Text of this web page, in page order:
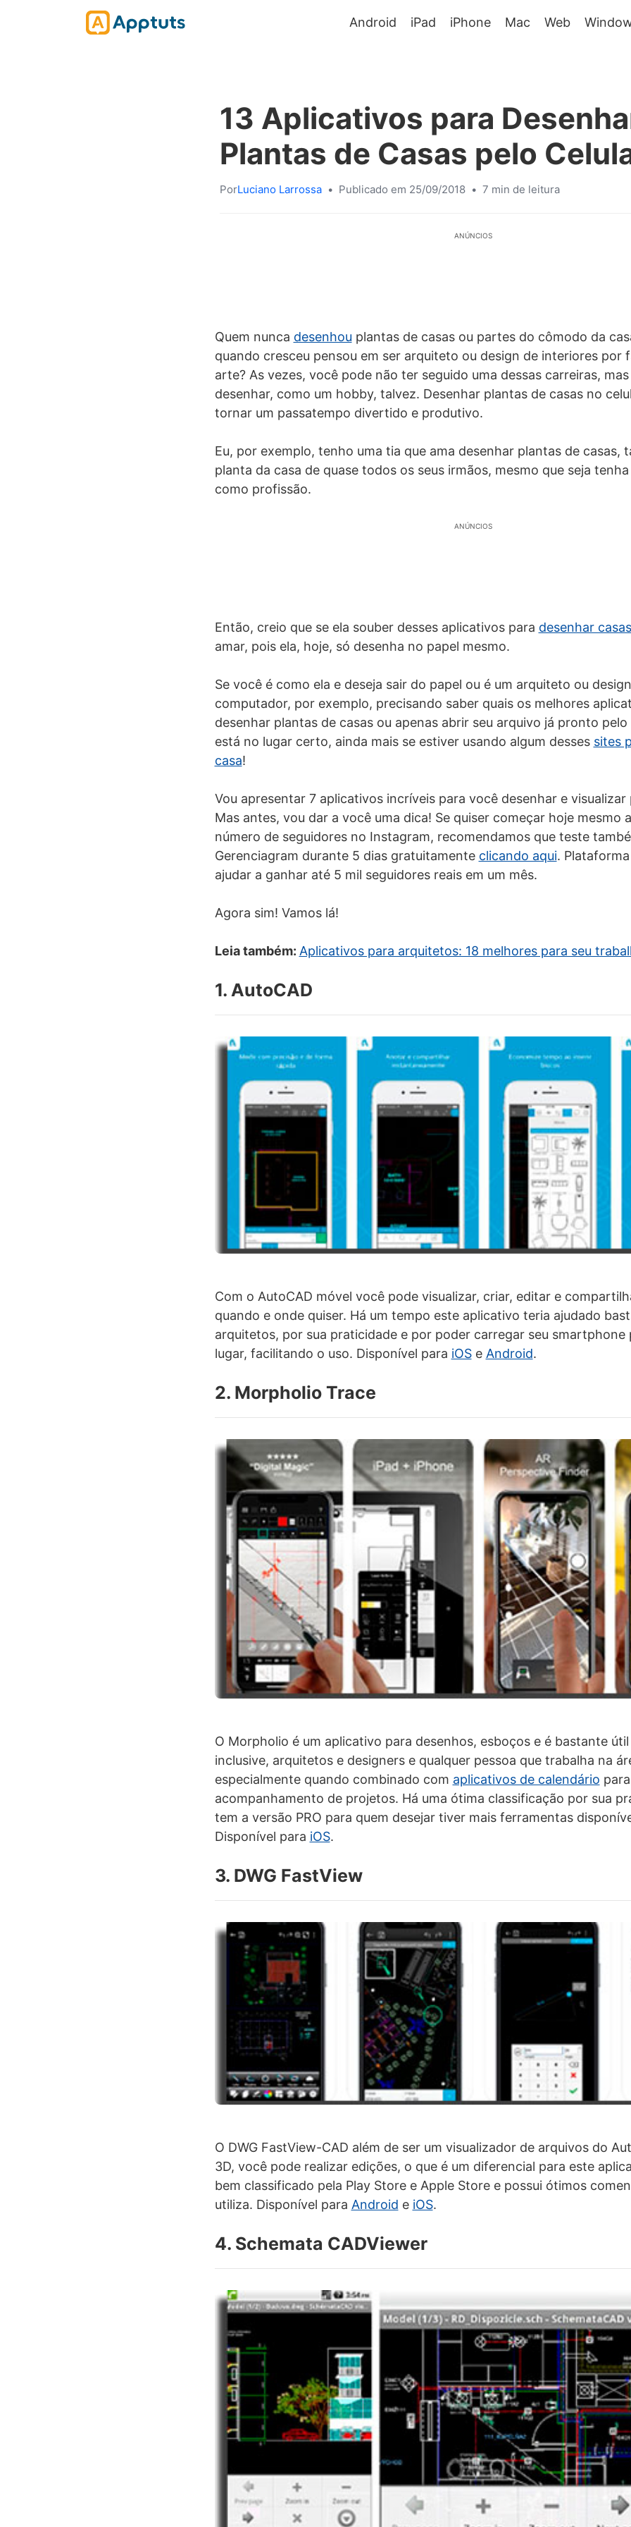
Android iPad iPhone Mac Web
13 Aplicativos para
Plantas de Casas pelo
PorLuciano Larrossa • Publicado em 25/09/2018 • 7 min de leitura
ANÚNCIOS
Quem nunca desenhou plantas de casas ou partes do cômodo da
quando cresceu pensou em ser arquiteto ou design de interiores por
arte? As vezes, você pode não ter seguido uma dessas carreiras,
desenhar, como um hobby, talvez. Desenhar plantas de casas no
tornar um passatempo divertido e produtivo.
Eu, por exemplo, tenho uma tia que ama desenhar plantas de casas,
planta da casa de quase todos os seus irmãos, mesmo que seja
como profissão.
ANÚNCIOS
Então, creio que se ela souber desses aplicativos para desenhar casas
amar, pois ela, hoje, só desenha no papel mesmo.
Se você é como ela e deseja sair do papel ou é um arquiteto ou
computador, por exemplo, precisando saber quais os melhores
desenhar plantas de casas ou apenas abrir seu arquivo já pronto
está no lugar certo, ainda mais se estiver usando algum desses sites
casa!
Vou apresentar 7 aplicativos incríveis para você desenhar e visualizar
Mas antes, vou dar a você uma dica! Se quiser começar hoje mesmo
número de seguidores no Instagram, recomendamos que teste
Gerenciagram durante 5 dias gratuitamente clicando aqui.
ajudar a ganhar até 5 mil seguidores reais em um mês.
Agora sim! Vamos lá!
Leia também: Aplicativos para arquitetos: 18 melhores para seu
1. AutoCAD
Com o AutoCAD móvel você pode visualizar, criar, editar e
quando e onde quiser. Há um tempo este aplicativo teria ajudado
arquitetos, por sua praticidade e por poder carregar seu smartphone
lugar, facilitando o uso. Disponível para iOSe Android.
2. Morpholio Trace
O Morpholio é um aplicativo para desenhos, esboços e é bastante
inclusive, arquitetos e designers e qualquer pessoa que trabalha na
especialmente quando combinado com aplicativos de calendário para
acompanhamento de projetos. Há uma ótima classificação por sua
tem a versão PRO para quem desejar tiver mais ferramentas
Disponível para iOS.
3. DWG FastView
O DWG FastView-CAD além de ser um visualizador de arquivos do
3D, você pode realizar edições, o que é um diferencial para este
bem classificado pela Play Store e Apple Store e possui ótimos
utiliza. Disponível para Android e iOS.
4. Schemata CADViewer